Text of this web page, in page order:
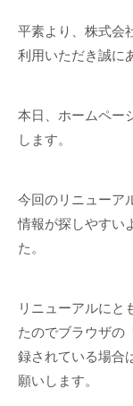
平素より、株式会
利用いただき誠に
本日、ホームペー
します。
今回のリニューア
情報が探しやすい
た。
リニューアルにと
たのでブラウザの
録されている場合
願いします。